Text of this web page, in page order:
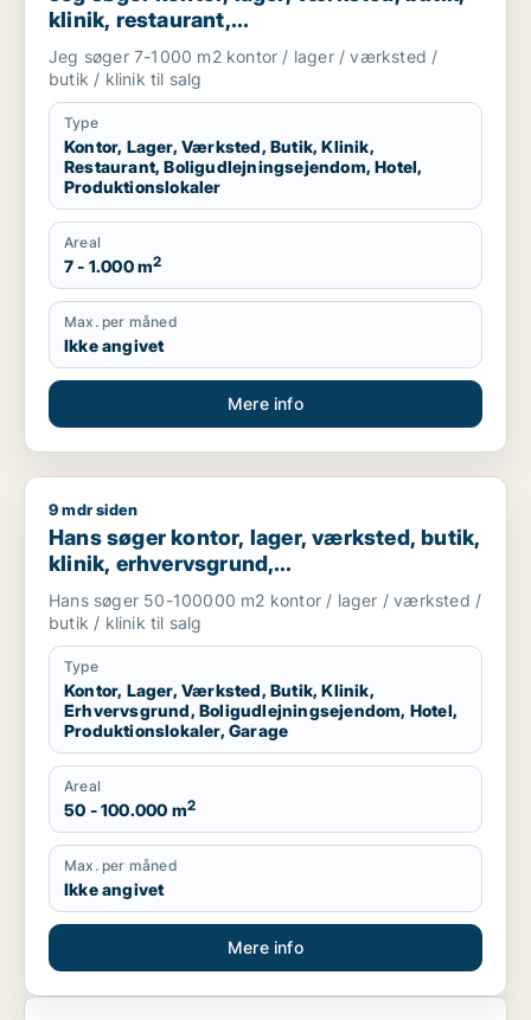
klinik, restaurant,
boligudlejningsejendom, hotel eller
produktionslokaler til salg i Vordingborg,
Guldborgsund eller Lolland
Jeg søger 7-1000 m2 kontor / lager / værksted /
butik / klinik til salg
Type
Kontor, Lager, Værksted, Butik, Klinik,
Restaurant, Boligudlejningsejendom, Hotel,
Produktionslokaler
Areal
7 - 1.000 m2
Max. per måned
Ikke angivet
Mere info
Hans søger kontor, lager, værksted, butik, klinik,
9 mdr siden
Hans søger kontor, lager, værksted, butik,
klinik, erhvervsgrund,
boligudlejningsejendom, hotel,
produktionslokaler eller garage til salg i
Region Sjælland
Hans søger 50-100000 m2 kontor / lager / værksted /
butik / klinik til salg
Type
Kontor, Lager, Værksted, Butik, Klinik,
Erhvervsgrund, Boligudlejningsejendom, Hotel,
Produktionslokaler, Garage
Areal
50 - 100.000 m2
Max. per måned
Ikke angivet
Mere info